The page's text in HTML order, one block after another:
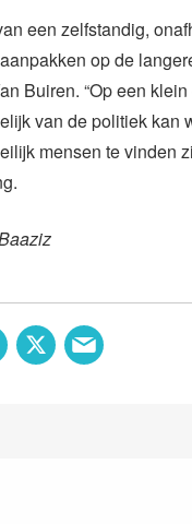
een zelfstandig,
op de
Buiren. “Op een
van de politiek kan
mensen te vinden